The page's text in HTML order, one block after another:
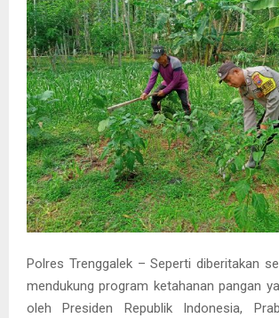
Polres Trenggalek – Seperti diberitakan
mendukung program ketahanan pangan
oleh Presiden Republik Indonesia,